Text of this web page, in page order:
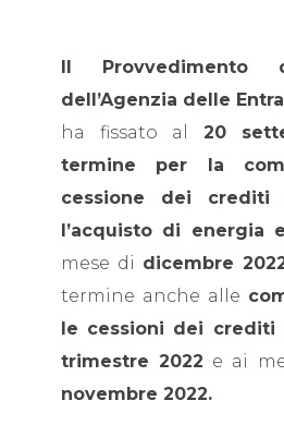
dell’Agenzia delle
ha fissato al 20
termine per la
cessione dei crediti
l’acquisto di energia
mese di dicembre
termine anche alle
le cessioni dei crediti
trimestre 2022 e ai
novembre 2022.